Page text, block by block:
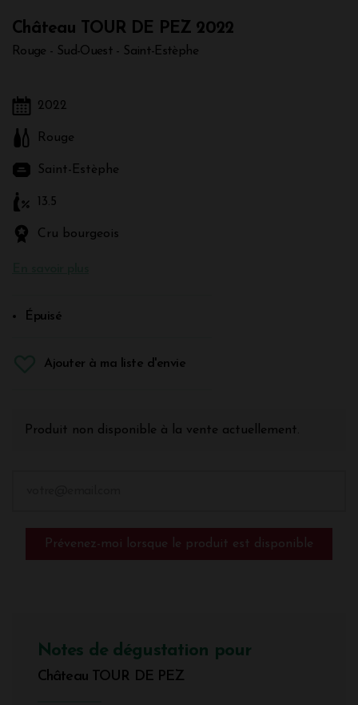
Château TOUR DE PEZ 2022
Rouge - Sud-Ouest - Saint-Estèphe
2022
Rouge
Saint-Estèphe
13.5
Cru bourgeois
Épuisé
Ajouter à ma liste d'envie
Produit non disponible à la vente actuellement.
Prévenez-moi lorsque le produit est disponible
Notes de dégustation pour
Château TOUR DE PEZ